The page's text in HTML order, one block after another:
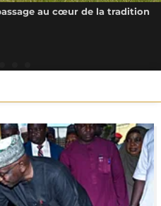
au cœur de la tradition